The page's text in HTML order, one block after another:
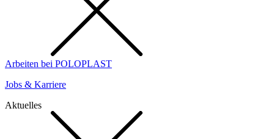
Arbeiten bei POLOPLAST
Jobs & Karriere
Aktuelles